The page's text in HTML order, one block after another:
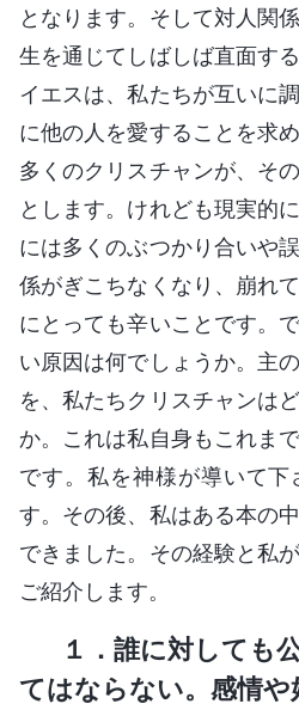
となります。そして対人関
生を通じてしばしば直面す
イエスは、私たちが互いに
に他の人を愛することを求
多くのクリスチャンが、そ
とします。けれども現実的
には多くのぶつかり合いや
係がぎこちなくなり、崩れ
にとっても辛いことです。
い原因は何でしょうか。主
を、私たちクリスチャンは
か。これは私自身もこれま
です。私を神様が導いて下
す。その後、私はある本の
できました。その経験と私
ご紹介します。
１．誰に対しても
てはならない。感情